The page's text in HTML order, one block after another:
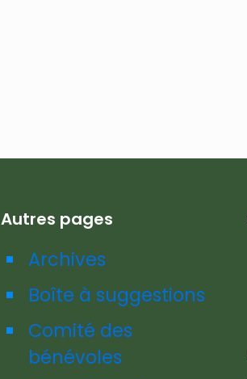
Autres pages
Archives
Boîte à suggestions
Comité des
bénévoles